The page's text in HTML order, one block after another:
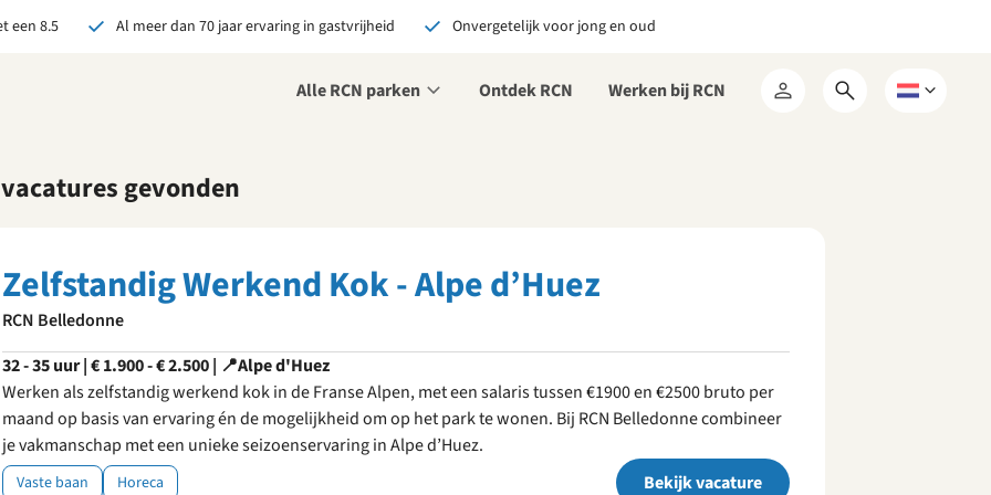
een 8.5 Al meer dan 70 jaar ervaring in gastvrijheid Onvergetelijk voor jong en oud
Alle RCN parken Ontdek RCN Werken bij RCN
Mijn
Open
Kies
ons je open sollicitatie!
om onze teams te
nu
gevonden
Zelfstandig Werkend Kok - Alpe d’Huez
RCN Belledonne
32 - 35 uur | € 1.900 - € 2.500 | 📍Alpe d'Huez
Werken als zelfstandig werkend kok in de Franse Alpen, met een salaris tussen €1900 en €2500 bruto per
maand op basis van ervaring én de mogelijkheid om op het park te wonen. Bij RCN Belledonne combineer
je vakmanschap met een unieke seizoenservaring in Alpe d’Huez.
Vaste baan Horeca Bekijk vacature